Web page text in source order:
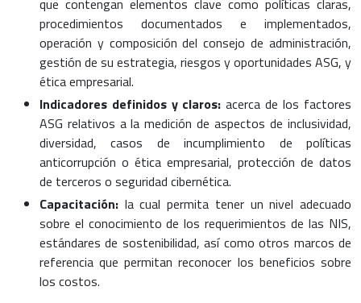
que contengan elementos clave como políticas claras,
procedimientos documentados e implementados,
operación y composición del consejo de administración,
gestión de su estrategia, riesgos y oportunidades ASG, y
ética empresarial.
Indicadores definidos y claros:acerca de los factores
ASG relativos a la medición de aspectos de inclusividad,
diversidad, casos de incumplimiento de políticas
anticorrupción o ética empresarial, protección de datos
de terceros o seguridad cibernética.
Capacitación: la cual permita tener un nivel adecuado
sobre el conocimiento de los requerimientos de las NIS,
estándares de sostenibilidad, así como otros marcos de
referencia que permitan reconocer los beneficios sobre
los costos.